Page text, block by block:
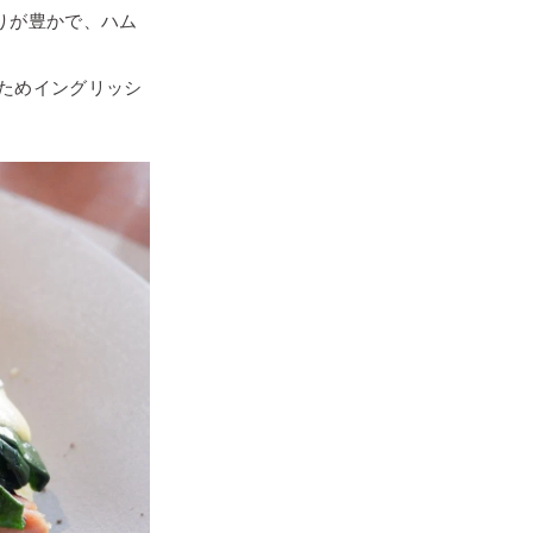
が豊かで、ハム
めイングリッシ